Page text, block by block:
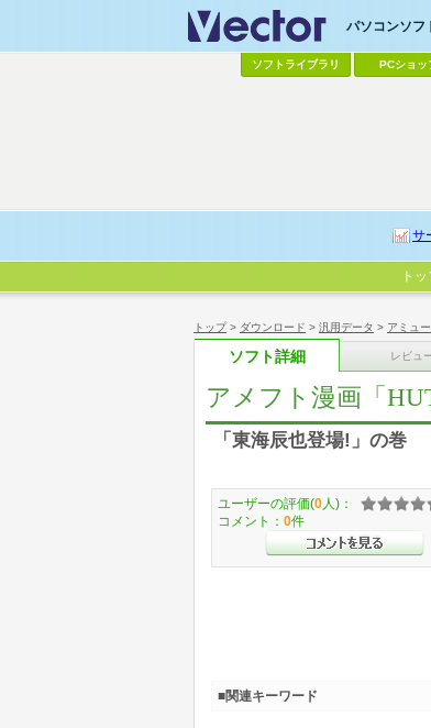
トップ> ダウンロード > 汎用データ > アミュ
ソフト詳細 レビュ
アメフト漫画「
「東海辰也登場!」の巻
ユーザーの評価(0 人)：
コメント： 0件
■関連キーワード
パソコンソフ
ソフトライブラリ PCショッ
サ
ト